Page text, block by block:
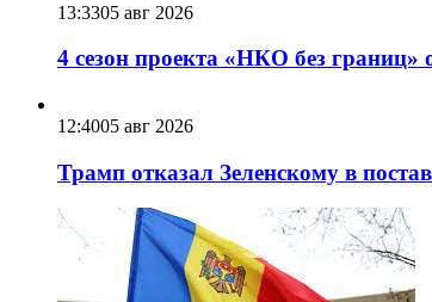
13:3305 авг 2026
4 сезон проекта «НКО без границ»
12:4005 авг 2026
Трамп отказал Зеленскому в